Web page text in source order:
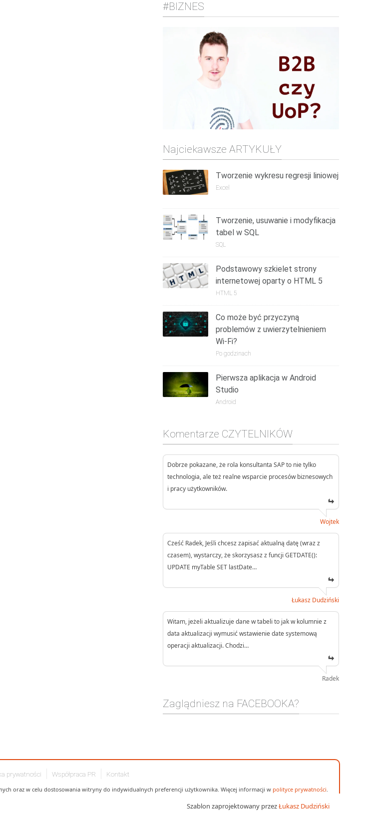
#BIZNES
Najciekawsze ARTYKUŁY
Tworzenie wykresu regresji liniowej
Excel
Tworzenie, usuwanie i modyfikacja
tabel w SQL
SQL
Podstawowy szkielet strony
internetowej oparty o HTML 5
HTML 5
Co może być przyczyną
problemów z uwierzytelnieniem
Wi-Fi?
Po godzinach
Pierwsza aplikacja w Android
Studio
Android
Komentarze CZYTELNIKÓW
Dobrze pokazane, że rola konsultanta SAP to nie tylko
technologia, ale też realne wsparcie procesów biznesowych
i pracy użytkowników.
Wojtek
Cześć Radek, Jeśli chcesz zapisać aktualną datę (wraz z
czasem), wystarczy, że skorzysasz z funcji GETDATE():
UPDATE myTable SET lastDate…
Łukasz Dudziński
Witam, jeżeli aktualizuje dane w tabeli to jak w kolumnie z
data aktualizacji wymusić wstawienie date systemową
operacji aktualizacji. Chodzi…
Radek
Zaglądniesz na FACEBOOKA?
prywatności Współpraca PR Kontakt
oraz w celu dostosowania witryny do indywidualnych preferencji użytkownika. Więcej informacji w polityce prywatności
Szablon zaprojektowany przezŁukasz Dudziński